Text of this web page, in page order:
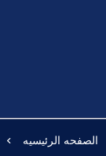
الصفحه الرئيسيه